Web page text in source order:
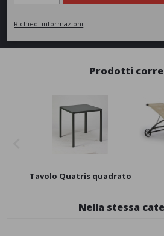
Richiedi informazioni
Prodotti
Tavolo Quatris quadrato
Nella stessa